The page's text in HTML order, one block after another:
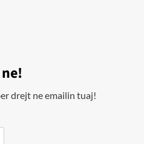
drejt ne emailin tuaj!